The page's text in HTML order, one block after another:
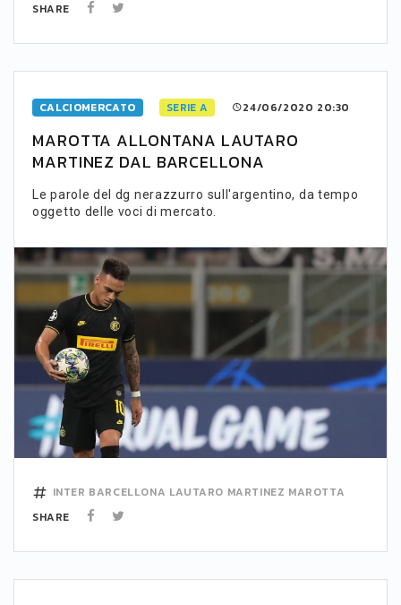
SHARE
CALCIOMERCATO SERIE A 24/06/2020 20:30
MAROTTA ALLONTANA LAUTARO
MARTINEZ DAL BARCELLONA
Le parole del dg nerazzurro sull'argentino, da tempo
oggetto delle voci di mercato.
INTER BARCELLONA LAUTARO MARTINEZ MAROTTA
SHARE